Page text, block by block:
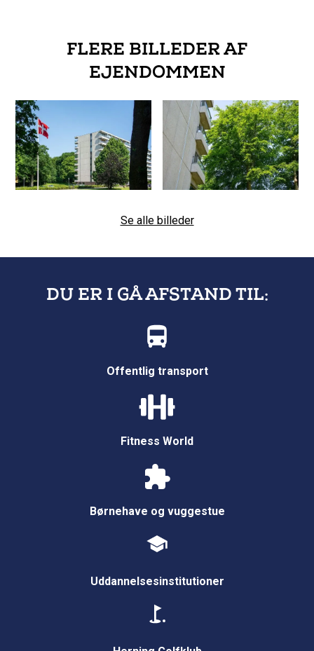
FLERE BILLEDER AF
EJENDOMMEN
Se alle billeder
DU ER I GÅ AFSTAND TIL:
Offentlig transport
Fitness World
Børnehave og vuggestue
Uddannelsesinstitutioner